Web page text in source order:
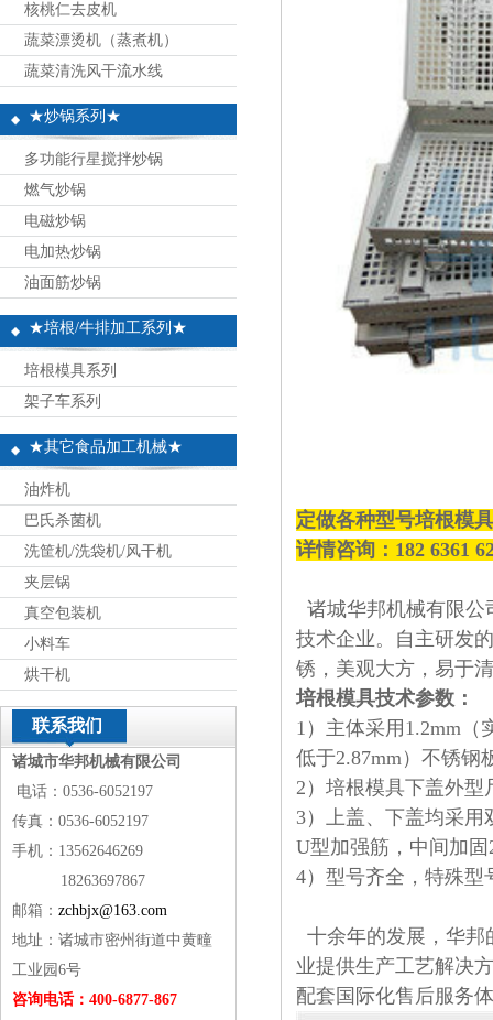
核桃仁去皮机
蔬菜漂烫机（蒸煮机）
蔬菜清洗风干流水线
★炒锅系列★
多功能行星搅拌炒锅
燃气炒锅
电磁炒锅
电加热炒锅
油面筋炒锅
★培根/牛排加工系列★
培根模具系列
架子车系列
★其它食品加工机械★
油炸机
巴氏杀菌机
洗筐机/洗袋机/风干机
夹层锅
真空包装机
小料车
烘干机
联系我们
诸城市华邦机械有限公司
电话：0536-6052197
传真：0536-6052197
手机：13562646269
18263697867
邮箱： zchbjx@163.com
地址：诸城市密州街道中黄疃
工业园6号
咨询电话：400-6877-867
定做各种型号培根模
详情咨询：182 6361
诸城华邦机械有限公
技术企业。 自主研发
锈，美观大方，易于
培根模具技术参数：
1）主体采用1.2mm（
低于2.87mm）不锈钢
2）培根模具下盖外型
3）上盖、下盖均采用
U型加强筋，中间加
4）型号齐全，特殊型
十余年的发展，华
业提供生产工艺解决
配套国际化售后服务